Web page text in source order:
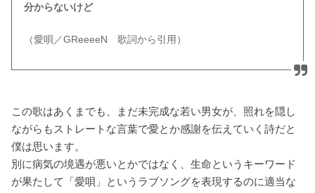
分からないけど
（愛唄／GReeeeN 歌詞から引用）
この歌はあくまでも、まだ未完成な若い男女が、照れを隠し
ながらもストレートな言葉で愛とか感謝を伝えていく詩だと
僕は思います。
別に病気の境遇が悪いとかではなく、生命というキーワード
が果たして「愛唄」というラブソングを表現するのに適当な